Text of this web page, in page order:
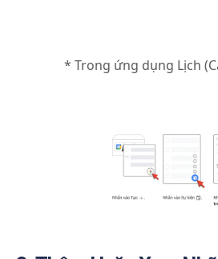
* Trong ứng dụng Lịch